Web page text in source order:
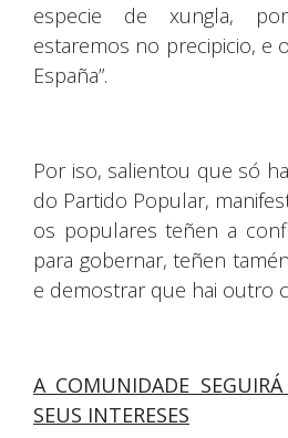
especie de xungla,
estaremos no precipicio, e
España”.
Por iso, salientou que só
do Partido Popular,
os populares teñen a
para gobernar, teñen
e demostrar que hai outro
A COMUNIDADE
SEUS INTERESES